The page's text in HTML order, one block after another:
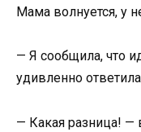
Мама волнуется, у
— Я сообщила, что
удивленно
— Какая разница! —